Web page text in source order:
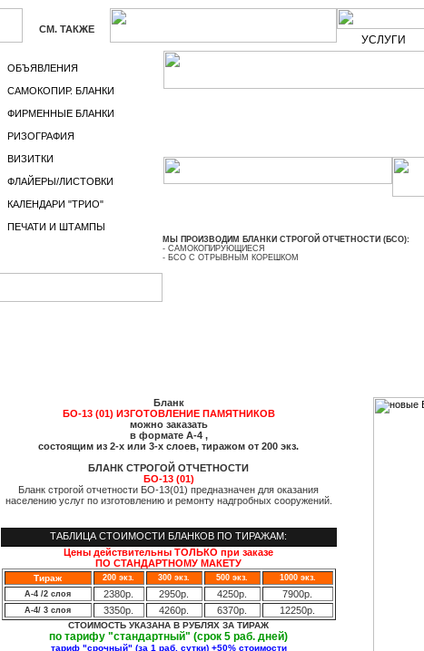
СМ. ТАКЖЕ
УСЛУГИ
ОБЪЯВЛЕНИЯ
САМОКОПИР. БЛАНКИ
ФИРМЕННЫЕ БЛАНКИ
РИЗОГРАФИЯ
ВИЗИТКИ
ФЛАЙЕРЫ/ЛИСТОВКИ
КАЛЕНДАРИ "ТРИО"
ПЕЧАТИ И ШТАМПЫ
МЫ ПРОИЗВОДИМ БЛАНКИ СТРОГОЙ ОТЧЕТНОСТИ (БСО):
- САМОКОПИРУЮЩИЕСЯ
- БСО С ОТРЫВНЫМ КОРЕШКОМ
Бланк
БО-13 (01) ИЗГОТОВЛЕНИЕ ПАМЯТНИКОВ
можно заказать
в формате А-4 ,
состоящим из 2-х или 3-х слоев, тиражом от 200 экз.
БЛАНК СТРОГОЙ ОТЧЕТНОСТИ
БО-13 (01)
Бланк строгой отчетности БО-13(01) предназначен для оказания
населению услуг по изготовлению и ремонту надгробных сооружений.
ТАБЛИЦА СТОИМОСТИ БЛАНКОВ ПО ТИРАЖАМ:
Цены действительны ТОЛЬКО при заказе
ПО СТАНДАРТНОМУ МАКЕТУ
Тираж 200 экз. 300 экз. 500 экз.
1000 экз.
А-4 /2 слоя
2380р. 2950р. 4250р. 7900р.
А-4/ 3 слоя 3350р. 4260р. 6370р. 12250р.
СТОИМОСТЬ УКАЗАНА В РУБЛЯХ ЗА ТИРАЖ
по тарифу "стандартный" (срок 5 раб. дней)
тариф "срочный" (за 1 раб. сутки) +50% стоимости